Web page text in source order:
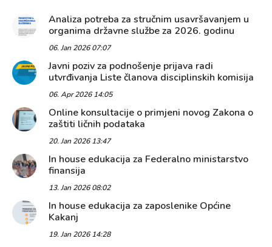
Analiza potreba za stručnim usavršavanjem u
organima državne službe za 2026. godinu
06. Jan 2026 07:07
Javni poziv za podnošenje prijava radi
utvrđivanja Liste članova disciplinskih komisija
06. Apr 2026 14:05
Online konsultacije o primjeni novog Zakona o
zaštiti ličnih podataka
20. Jan 2026 13:47
In house edukacija za Federalno ministarstvo
finansija
13. Jan 2026 08:02
In house edukacija za zaposlenike Općine
Kakanj
19. Jan 2026 14:28